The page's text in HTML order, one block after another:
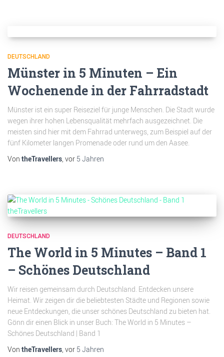
DEUTSCHLAND
Münster in 5 Minuten – Ein
Wochenende in der Fahrradstadt
Münster ist ein super Reiseziel für junge Menschen. Die Stadt wurde
wegen ihrer hohen Lebensqualität mehrfach ausgezeichnet. Die
meisten sind hier mit dem Fahrrad unterwegs, zum Beispiel auf der
fünf Kilometer langen Promenade oder rund um den Aasee.
Von theTravellers, vor 5 Jahren
DEUTSCHLAND
The World in 5 Minutes – Band 1
– Schönes Deutschland
Wir reisen gemeinsam durch Deutschland. Entdecken unsere
Heimat. Wir zeigen dir die beliebtesten Städte und Regionen sowie
neue Entdeckungen, die unser schönes Deutschland zu bieten hat.
Gönn dir einen Blick in unser Buch: The World in 5 Minutes –
Schönes Deutschland | Band 1
Von theTravellers, vor 5 Jahren